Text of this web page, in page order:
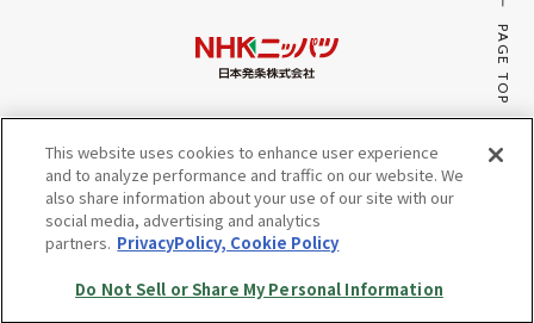
お問い合わせ PAGE TOP
みんなのaiポータル
サイトマップ
プライバシーポリシー・Cookieポリシー
Do Not Sell or Share My Personal Information
This website uses cookies to enhance user experience
and to analyze performance and traffic on our website. We
also share information about your use of our site with our
social media, advertising and analytics
partners. PrivacyPolicy, Cookie Policy
Do Not Sell or Share My Personal Information